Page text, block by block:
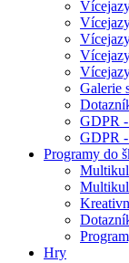
Galerie
GDPR -
GDPR
Programy do
Hry